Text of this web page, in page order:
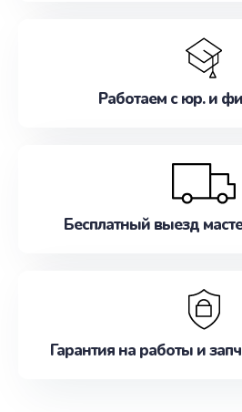
Работаем с юр. и
Бесплатный выезд
Гарантия на работы и